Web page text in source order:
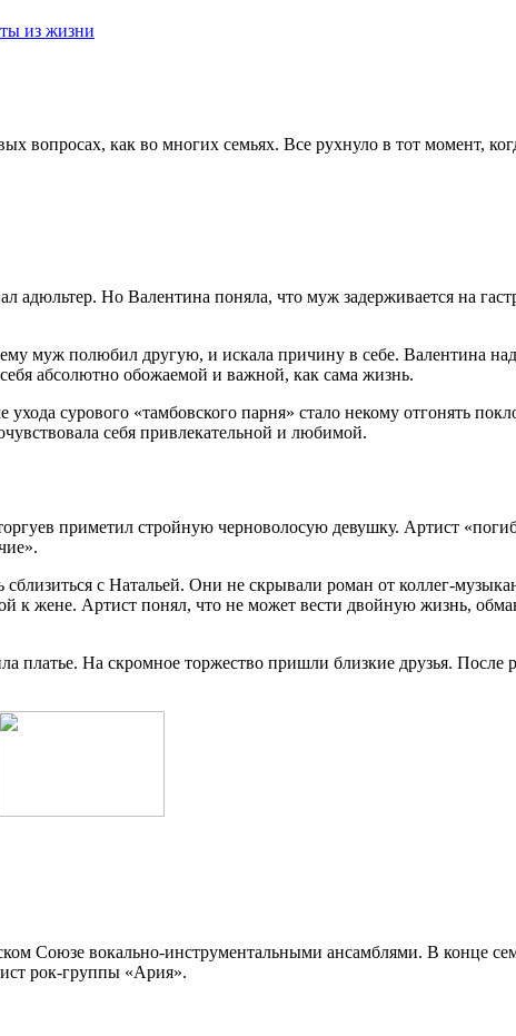
из жизни
как во многих семьях. Все рухнуло в тот момент,
адюльтер. Но Валентина поняла, что муж задерживается на
муж полюбил другую, и искала причину в себе. Валентина
абсолютно обожаемой и важной, как сама жизнь.
сурового «тамбовского парня» стало некому отгонять
себя привлекательной и любимой.
приметил стройную черноволосую девушку. Артист
с Натальей. Они не скрывали роман от коллег-
к жене. Артист понял, что не может вести двойную жизнь,
платье. На скромное торжество пришли близкие друзья. После
Союзе вокально-инструментальными ансамблями. В конце
рок-группы «Ария».